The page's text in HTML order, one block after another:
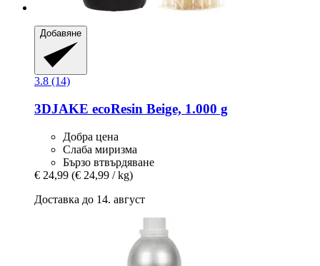
Добавяне
3.8 (14)
3DJAKE ecoResin Beige, 1.000 g
Добра цена
Слаба миризма
Бързо втвърдяване
€ 24,99 (€ 24,99 / kg)
Доставка до 14. август